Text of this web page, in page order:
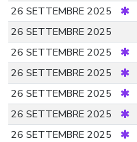
26 SETTEMBRE 2025
26 SETTEMBRE 2025
26 SETTEMBRE 2025
26 SETTEMBRE 2025
26 SETTEMBRE 2025
26 SETTEMBRE 2025
26 SETTEMBRE 2025